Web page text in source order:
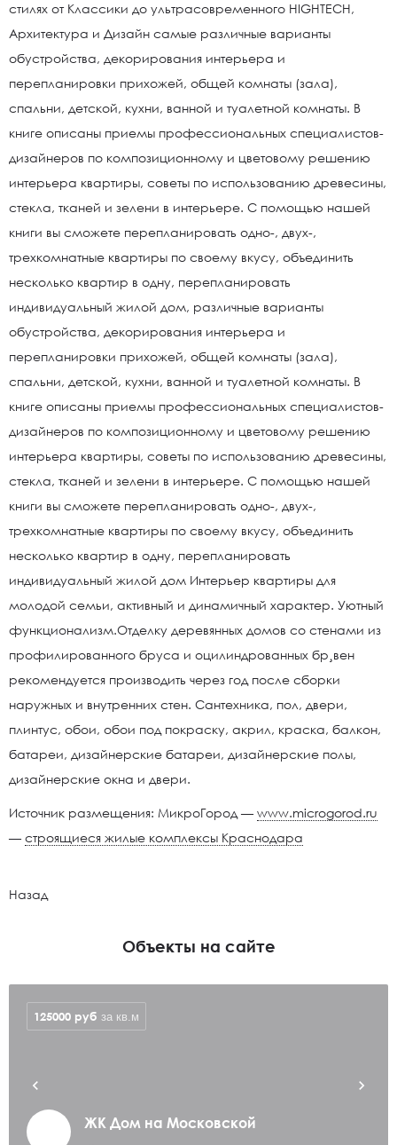
стилях от Классики до ультрасовременного HIGHTECH,
Архитектура и Дизайн самые различные варианты
обустройства, декорирования интерьера и
перепланировки прихожей, общей комнаты (зала),
спальни, детской, кухни, ванной и туалетной комнаты. В
книге описаны приемы профессиональных специалистов-
дизайнеров по композиционному и цветовому решению
интерьера квартиры, советы по использованию древесины,
стекла, тканей и зелени в интерьере. С помощью нашей
книги вы сможете перепланировать одно-, двух-,
трехкомнатные квартиры по своему вкусу, объединить
несколько квартир в одну, перепланировать
индивидуальный жилой дом, различные варианты
обустройства, декорирования интерьера и
перепланировки прихожей, общей комнаты (зала),
спальни, детской, кухни, ванной и туалетной комнаты. В
книге описаны приемы профессиональных специалистов-
дизайнеров по композиционному и цветовому решению
интерьера квартиры, советы по использованию древесины,
стекла, тканей и зелени в интерьере. С помощью нашей
книги вы сможете перепланировать одно-, двух-,
трехкомнатные квартиры по своему вкусу, объединить
несколько квартир в одну, перепланировать
индивидуальный жилой дом Интерьер квартиры для
молодой семьи, активный и динамичный характер. Уютный
функционализм.Отделку деревянных домов со стенами из
профилированного бруса и оцилиндрованных бр¸вен
рекомендуется производить через год после сборки
наружных и внутренних стен. Сантехника, пол, двери,
плинтус, обои, обои под покраску, акрил, краска, балкон,
батареи, дизайнерские батареи, дизайнерские полы,
дизайнерские окна и двери.
Источник размещения: МикроГород — www.microgorod.ru
— строящиеся жилые комплексы Краснодара
Назад
Объекты на сайте
ЖК Дом на Московской
125000 руб за кв.м